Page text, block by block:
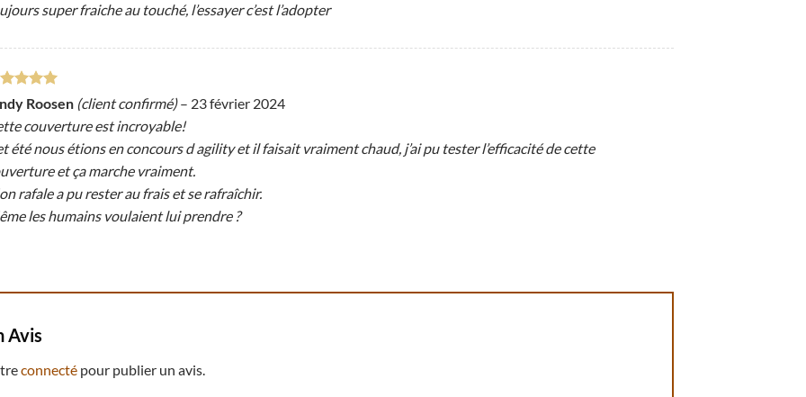
super fraiche au touché, l’essayer c’est l’adopter
5sur
Roosen (client confirmé) – 23 février 2024
couverture est incroyable!
été nous étions en concours d agility et il faisait vraiment chaud, j’ai pu tester l’efficacité de cette
et ça marche vraiment.
rafale a pu rester au frais et se rafraîchir.
les humains voulaient lui prendre ?
Avis
connecté pour publier un avis.